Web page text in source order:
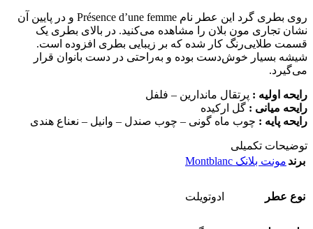
روی بطری گرد این عطر نام Présence d’une femme و در پایین آن
نشان تجاری مون بلان را مشاهده می‌کنید. در بالای بطری یک
قسمت طلایی‌رنگ کار شده که بر زیبایی بطری افزوده است.
شیشه بسیار خوش‌دست بوده و به‌راحتی در دست بانوان قرار
می‌گیرد.
رایحه اولیه : پرتقال ماندارین – فلفل
رایحه میانی : گل ارکیده
رایحه پایه : چوب ماه گونی – چوب صندل – وانیل – نعناع هندی
توضیحات تکمیلی
برند مونت بلانک Montblanc
نوع عطر ادوتويلت